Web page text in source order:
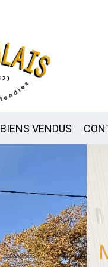
BIENS VENDUS